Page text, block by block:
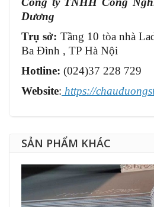
Dương
Trụ sở: Tầng 10 tòa nhà
Ba Đình , TP Hà Nội
Hotline: (024)37 228 729
Website: https://
SẢN PHẨM KHÁC